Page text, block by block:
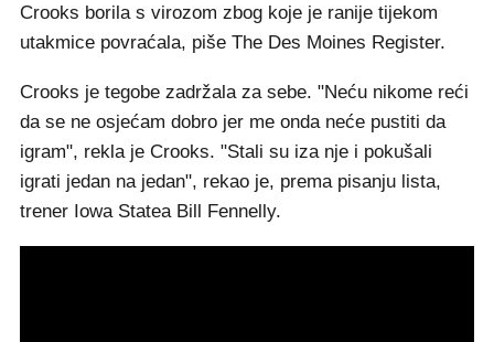
Crooks borila s virozom zbog koje je ranije tijekom
utakmice povraćala, piše The Des Moines Register.
Crooks je tegobe zadržala za sebe. "Neću nikome reći
da se ne osjećam dobro jer me onda neće pustiti da
igram", rekla je Crooks. "Stali su iza nje i pokušali
igrati jedan na jedan", rekao je, prema pisanju lista,
trener Iowa Statea Bill Fennelly.